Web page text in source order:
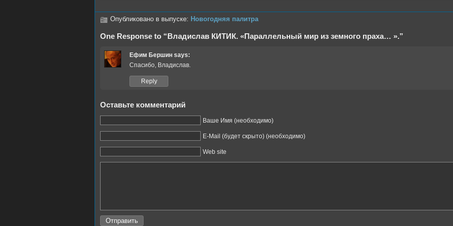
Опубликовано в выпуске: Новогодняя палитра
One Response to “Владислав КИТИК. «Параллельный мир из земного праха… ».”
Ефим Бершин says:
Спасибо, Владислав.
Reply
Оставьте комментарий
Ваше Имя (необходимо)
E-Mail (будет скрыто) (необходимо)
Web site